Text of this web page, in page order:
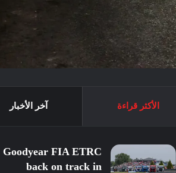
الأكثر قراءة آخر الأخبار
Goodyear FIA ETRC
back on track in